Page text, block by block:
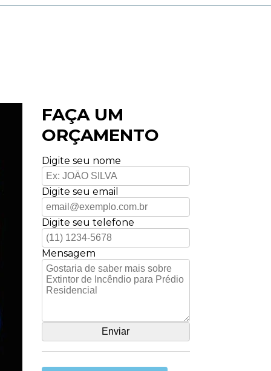
FAÇA UM
ORÇAMENTO
Digite seu nome
Digite seu email
Digite seu telefone
Mensagem